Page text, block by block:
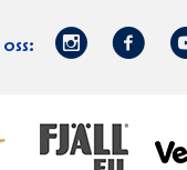
VästerbottensostFjällfil